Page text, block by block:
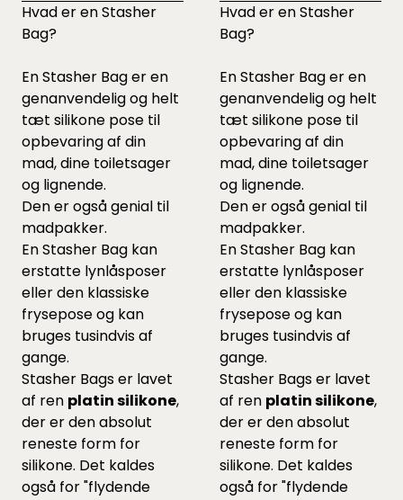
Hvad er en Stasher
Bag?
En Stasher Bag er en
genanvendelig og helt
tæt silikone pose til
opbevaring af din
mad, dine toiletsager
og lignende.
Den er også genial til
madpakker.
En Stasher Bag kan
erstatte lynlåsposer
eller den klassiske
frysepose og kan
bruges tusindvis af
gange.
Stasher Bags er lavet
af ren platin silikone,
der er den absolut
reneste form for
silikone. Det kaldes
også for "flydende
Hvad er en Stasher
Bag?
En Stasher Bag er en
genanvendelig og helt
tæt silikone pose til
opbevaring af din
mad, dine toiletsager
og lignende.
Den er også genial til
madpakker.
En Stasher Bag kan
erstatte lynlåsposer
eller den klassiske
frysepose og kan
bruges tusindvis af
gange.
Stasher Bags er lavet
af ren platin silikone,
der er den absolut
reneste form for
silikone. Det kaldes
også for "flydende